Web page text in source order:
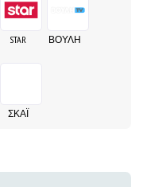
STAR ΒΟΥΛΗ
ΣΚΑΪ